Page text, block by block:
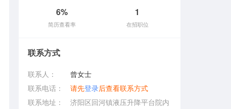
6%
简历查看率
1
在招职位
联系方式
联系人：
曾女士
联系电话：
请先登录后查看联系方式
联系地址：
济阳区回河镇液压升降平台院内